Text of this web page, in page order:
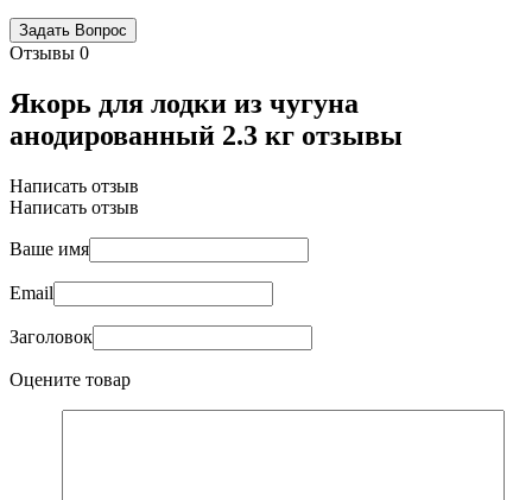
Отзывы 0
Якорь для лодки из чугуна
анодированный 2.3 кг отзывы
Написать отзыв
Написать отзыв
Ваше имя
Email
Заголовок
Оцените товар